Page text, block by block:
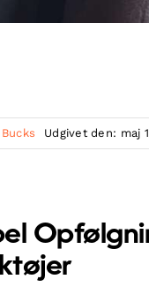
Udgivet den: maj